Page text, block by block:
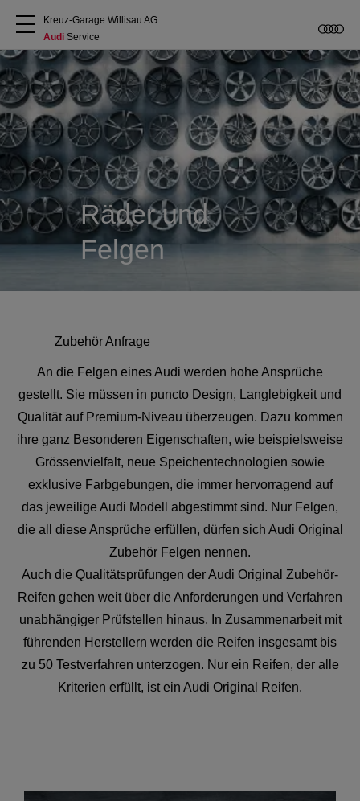
Über uns
Audi kaufen
Service & Reparatur
Audi Original Zubehör
Geschäftskunden
Kreuz-Garage Willisau AG
Audi Service
Räder und
Felgen
Zubehör Anfrage
An die Felgen eines Audi werden hohe Ansprüche
gestellt. Sie müssen in puncto Design, Langlebigkeit und
Qualität auf Premium-Niveau überzeugen. Dazu kommen
ihre ganz Besonderen Eigenschaften, wie beispielsweise
Grössenvielfalt, neue Speichentechnologien sowie
exklusive Farbgebungen, die immer hervorragend auf
das jeweilige Audi Modell abgestimmt sind. Nur Felgen,
die all diese Ansprüche erfüllen, dürfen sich Audi Original
Zubehör Felgen nennen.
Auch die Qualitätsprüfungen der Audi Original Zubehör-
Reifen gehen weit über die Anforderungen und Verfahren
unabhängiger Prüfstellen hinaus. In Zusammenarbeit mit
führenden Herstellern werden die Reifen insgesamt bis
zu 50 Testverfahren unterzogen. Nur ein Reifen, der alle
Kriterien erfüllt, ist ein Audi Original Reifen.